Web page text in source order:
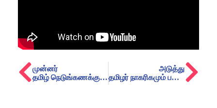
முன்னர்
தமிழ் நெடுங்கணக்கு உணர்த்தும் பண்பாட்டுச் செய்திகள்
அடுத்து
தமிழர் நாகரிகமும் பண்பாடும்